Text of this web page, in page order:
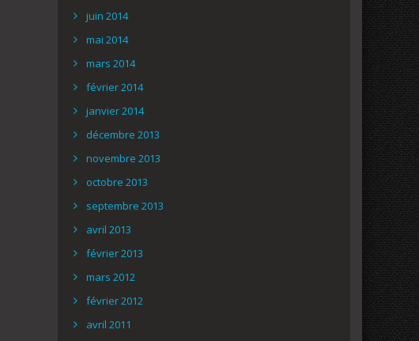
juin 2014
mai 2014
mars 2014
février 2014
janvier 2014
décembre 2013
novembre 2013
octobre 2013
septembre 2013
avril 2013
février 2013
mars 2012
février 2012
avril 2011